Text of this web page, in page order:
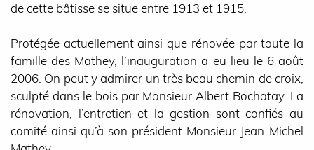
de cette bâtisse se situe entre 1913 et 1915.
Protégée actuellement ainsi que rénovée par toute la
famille des Mathey, l’inauguration a eu lieu le 6 août
2006. On peut y admirer un très beau chemin de croix,
sculpté dans le bois par Monsieur Albert Bochatay. La
rénovation, l’entretien et la gestion sont confiés au
comité ainsi qu’à son président Monsieur Jean-Michel